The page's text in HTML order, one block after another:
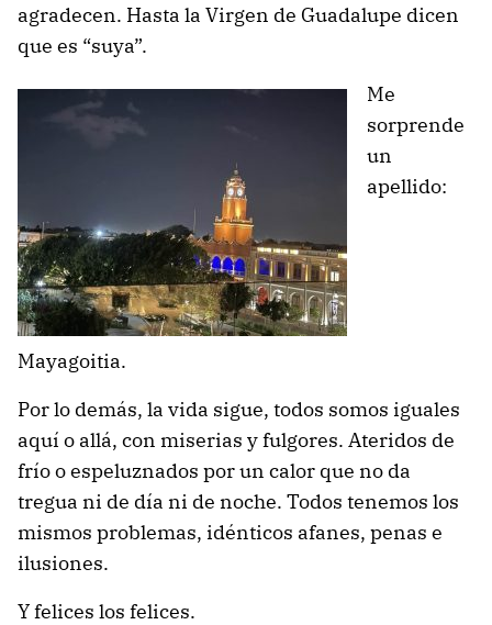
agradecen. Hasta la Virgen de Guadalupe dicen
que es “suya”.
Me
sorprende
un
apellido:
Mayagoitia.
Por lo demás, la vida sigue, todos somos iguales
aquí o allá, con miserias y fulgores. Ateridos de
frío o espeluznados por un calor que no da
tregua ni de día ni de noche. Todos tenemos los
mismos problemas, idénticos afanes, penas e
ilusiones.
Y felices los felices.